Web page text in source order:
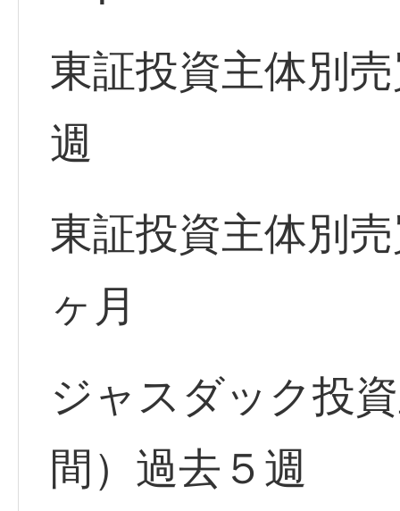
東証投資主体別
週
東証投資主体別
ヶ月
ジャスダック投
間）過去５週